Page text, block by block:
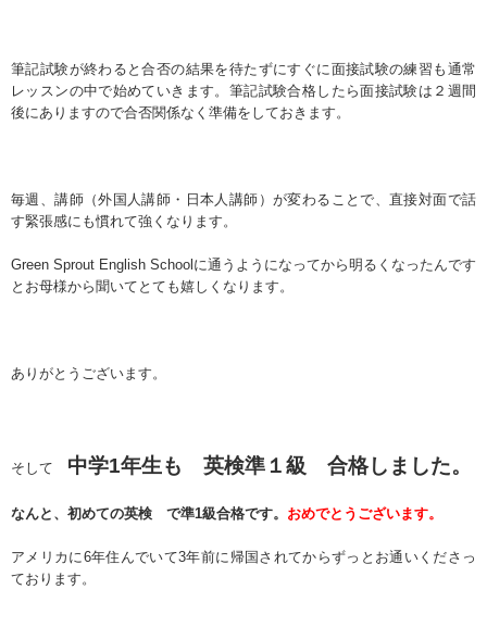
筆記試験が終わると合否の結果を待たずにすぐに面接試験の練習も通常
レッスンの中で始めていきます。筆記試験合格したら面接試験は２週間
後にありますので合否関係なく準備をしておきます。
毎週、講師（外国人講師・日本人講師）が変わることで、直接対面で話
す緊張感にも慣れて強くなります。
Green Sprout English Schoolに通うようになってから明るくなったんです
とお母様から聞いてとても嬉しくなります。
ありがとうございます。
そして 中学1年生も 英検準１級 合格しました。
なんと、初めての英検 で準1級合格です。 おめでとうございます。
アメリカに6年住んでいて3年前に帰国されてからずっとお通いくださっ
ております。